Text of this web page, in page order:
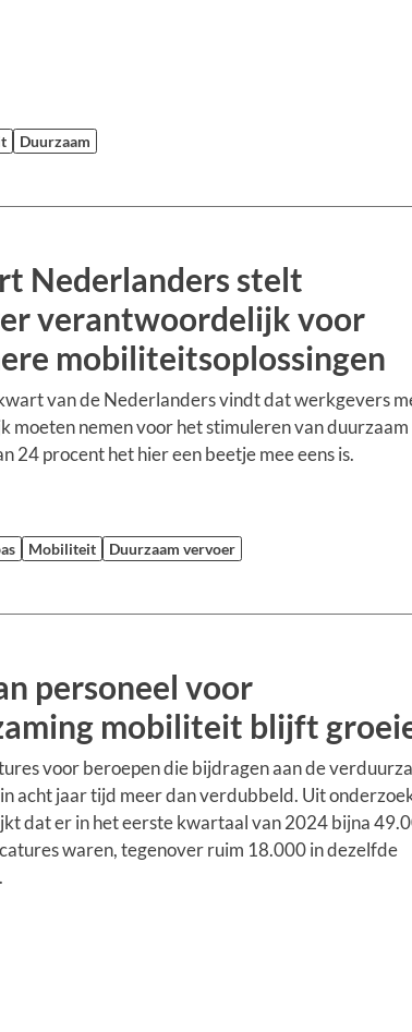
Duurzaam
Nederlanders stelt
verantwoordelijk voor
mobiliteitsoplossingen
van de Nederlanders vindt dat werkgevers
moeten nemen voor het stimuleren van duurzaam
24 procent het hier een beetje mee eens is.
Mobiliteit Duurzaam vervoer
personeel voor
mobiliteit blijft
voor beroepen die bijdragen aan de
acht jaar tijd meer dan verdubbeld. Uit
dat er in het eerste kwartaal van 2024 bijna
waren, tegenover ruim 18.000 in dezelfde